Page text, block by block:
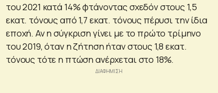
του 2021 κατά 14% φτάνοντας σχεδόν στους 1,5
εκατ. τόνους από 1,7 εκατ. τόνους πέρυσι την ίδια
εποχή. Αν η σύγκριση γίνει με το πρώτο τρίμηνο
του 2019, όταν η ζήτηση ήταν στους 1,8 εκατ.
τόνους τότε η πτώση ανέρχεται στο 18%.